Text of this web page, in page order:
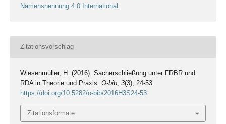
Namensnennung 4.0 International
Zitationsvorschlag
Wiesenmüller, H. (2016). Sacherschließung unter FRBR und
RDA in Theorie und Praxis. O-bib, 3(3), 24-53.
https://doi.org/10.5282/o-bib/2016H3S24-53
Zitationsformate